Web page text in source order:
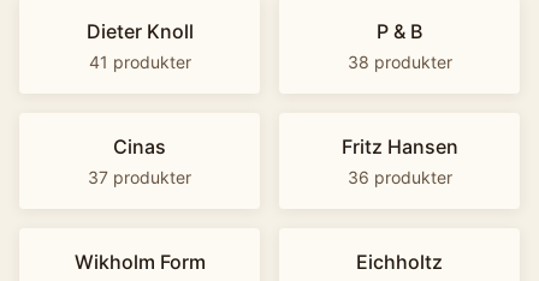
Dieter Knoll
41 produkter
P & B
38 produkter
Cinas
37 produkter
Fritz Hansen
36 produkter
Wikholm Form Eichholtz